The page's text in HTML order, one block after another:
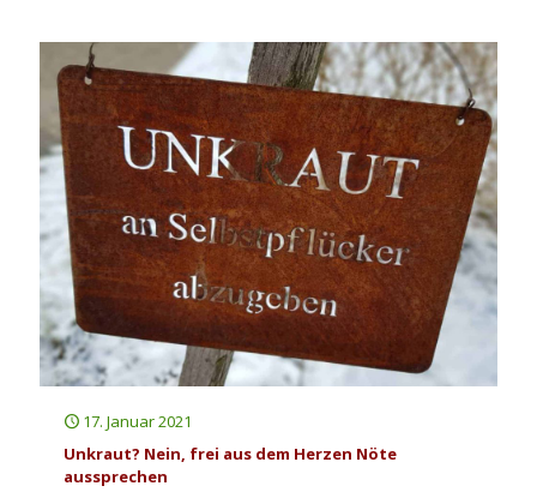
17. Januar 2021
Unkraut? Nein, frei aus dem Herzen Nöte
aussprechen